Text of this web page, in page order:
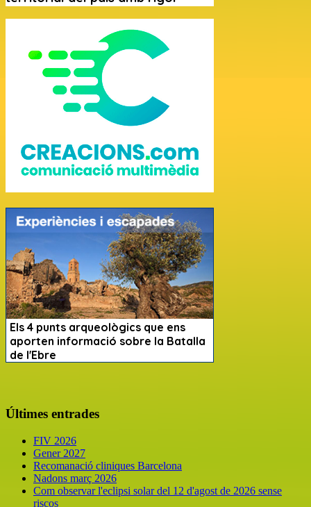
Últimes entrades
FIV 2026
Gener 2027
Recomanació cliniques Barcelona
Nadons març 2026
Com observar l'eclipsi solar del 12 d'agost de 2026 sense
riscos